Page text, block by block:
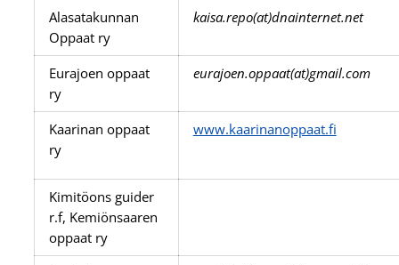
Alasatakunnan
Oppaat ry
kaisa.repo(at)dnainternet.net
Eurajoen oppaat
ry
eurajoen.oppaat(at)gmail.com
Kaarinan oppaat
ry
www.kaarinanoppaat.fi
Kimitöons guider
r.f, Kemiönsaaren
oppaat ry